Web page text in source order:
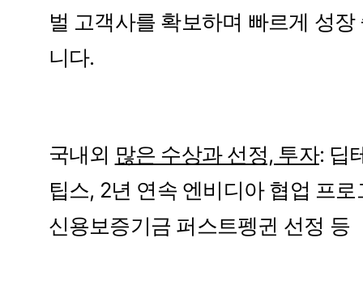
벌 고객사를 확보하며 ​빠르게 ​성장
니다.
국내외 많은 수상과 ​선정, 투자: ​딥
팁스, 2년 ​연속 엔비디아 ​협업 ​프로
신용보증기금 퍼스트펭귄 ​선정 등